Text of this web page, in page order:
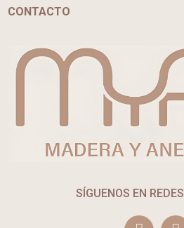
CONTACTO
SÍGUENOS EN